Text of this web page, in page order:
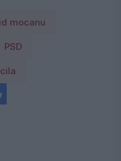
mocanu
PSD